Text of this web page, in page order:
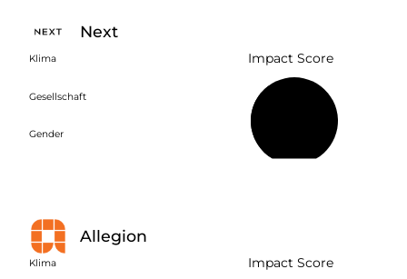
Next
Klima
Gesellschaft
Gender
Impact Score
Allegion
Klima Impact Score